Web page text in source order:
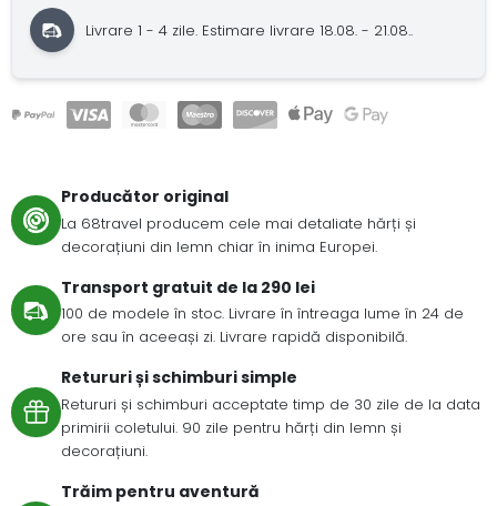
Livrare 1 - 4 zile. Estimare livrare 18.08. - 21.08..
Producător original
La 68travel producem cele mai detaliate hărți și
decorațiuni din lemn chiar în inima Europei.
Transport gratuit de la 290 lei
100 de modele în stoc. Livrare în întreaga lume în 24 de
ore sau în aceeași zi. Livrare rapidă disponibilă.
Retururi și schimburi simple
Retururi și schimburi acceptate timp de 30 zile de la data
primirii coletului. 90 zile pentru hărți din lemn și
decorațiuni.
Trăim pentru aventură